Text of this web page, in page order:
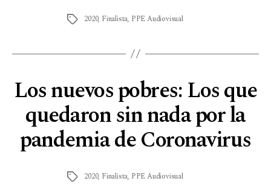
2020, Finalista, PPE Audiovisual
Los nuevos pobres: Los que
quedaron sin nada por la
pandemia de Coronavirus
2020, Finalista, PPE Audiovisual